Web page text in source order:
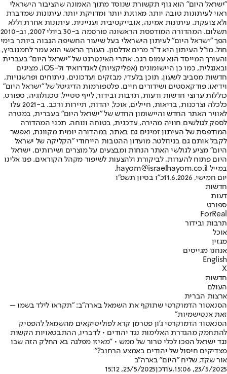
"ישראל היום" הוא גוף תקשורת שנוסד מתוך האמונה שהציבור הישראלי
ראוי לעיתונות טובה יותר, מאוזנת יותר ומדויקת יותר. עיתונות שמדברת
ולא צועקת. עיתונות אמינה, אובייקטיבית ועניינית. עיתונות אחרת וללא
תשלום. המהדורה המודפסת הראשונה פורסמה ב-30 ביולי 2007, וב-2010
הפך "ישראל היום" לעיתון הישראלי בעל שיעור החשיפה הגבוה ביותר בימי
חול. מו"ל העיתון היא ד"ר מרים אדלסון. העורך הראשי הוא עמר לחמנוביץ,
והעורך המייסד הוא עמוס רגב. אתרי האינטרנט של "ישראל היום" בעברית
ובאנגלית, כמו כן היישומונים (אפליקציות) לאנדרואיד ול-iOS, מציגים
חדשות מסביב לשעון, תוכן בלעדי, מבזקים ועדכונים, ניתוחים ופרשנויות,
וידיאו, פודקאסטים ושידורים חיים. פלטפורמות הדיגיטל של "ישראל היום"
כוללות ערוצי חדשות ודעות, תרבות ובידור, לייף סטייל, טכנולוגיה, ספורט,
כלכלה וצרכנות, בריאות, חיילים, אוכל, יהדות, תיירות ורכב. ב-2021 עלו
לאוויר האתר החדש והיישומון החדש של "ישראל היום" בעברית, במטרה
לספק לגולשים חוויה מהירה, עדכנית, בטוחה ונוחה. תכני המהדורה
המודפסת של העיתון זמינים גם באתר, במהדורה יומית מקוונת, ואפשר
לקבל אותם גם בניוזלטר. מועדון ההטבות הייחודי "הקליקה של ישראל
היום" מציע לגולשי האתר הנחות ומבצעים על מוצרים ושירותים. ישראל
היום פתוח להערות, לביקורת ולהצעות לשיפור מקהל הקוראים. פנו אלינו
במייל hayom@israelhayom.co.il.
יום חמישי, 11.6.2026
כ"ו בסיון תשפ"ו
חדשות
דעות
ספורט
ForReal
תרבות ובידור
אוכל
מגזין
אנחנו מגייסים
English
X
חדשות
העולם
ארצות הברית
הסנאטור הדמוקרטי שתוקף את השמאל בארה"ב: "תקראו לילד בשמו –
זאת אנטישמיות"
הסנאטור הדמוקרטי ג'ון פטרמן קרא לפוליטיקאים מהשמאל להפסיק
להתחמק מהגדרת האלימות נגד יהודים • לדבריו, ההתבטאויות הקשות
נגד ישראל הפכו לכלי טרור של ממש • "מאיזו מפלגה בא החלק הזה שבו
מצדיקים חיסול של יהודים באמצע הרחוב?"
אור שקד, שליח "היום" בארה"ב
23/5/2025, 15:06
,עודכן23/5/2025, 15:12